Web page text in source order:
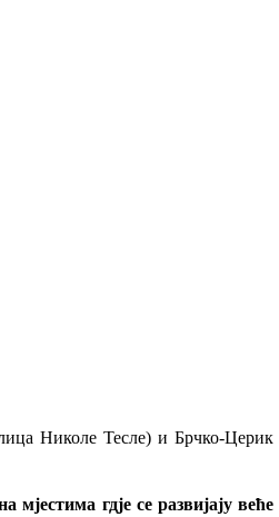
Николе Тесле) и Брчко-Церик
гдје се развијају веће